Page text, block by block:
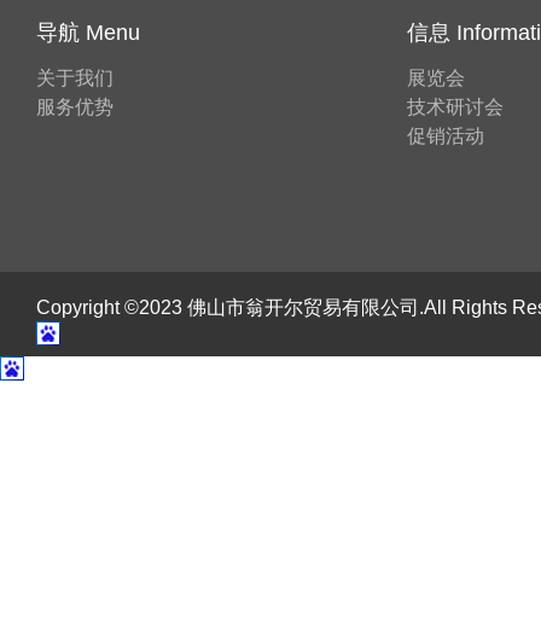
导航 Menu
关于我们
服务优势
信息
展览会
技术研讨会
促销活动
Copyright ©2023 佛山市翁开尔贸易有限公司.All Rights